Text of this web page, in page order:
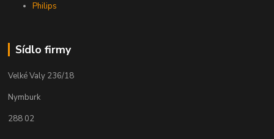
Philips
Sídlo firmy
Velké Valy 236/18
Nymburk
288 02